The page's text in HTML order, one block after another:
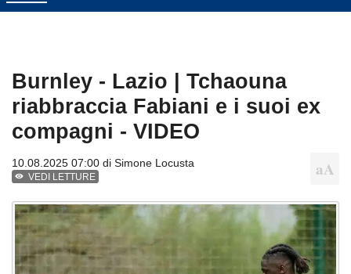
Burnley - Lazio | Tchaouna
riabbraccia Fabiani e i suoi ex
compagni - VIDEO
10.08.2025 07:00 di Simone Locusta
VEDI LETTURE